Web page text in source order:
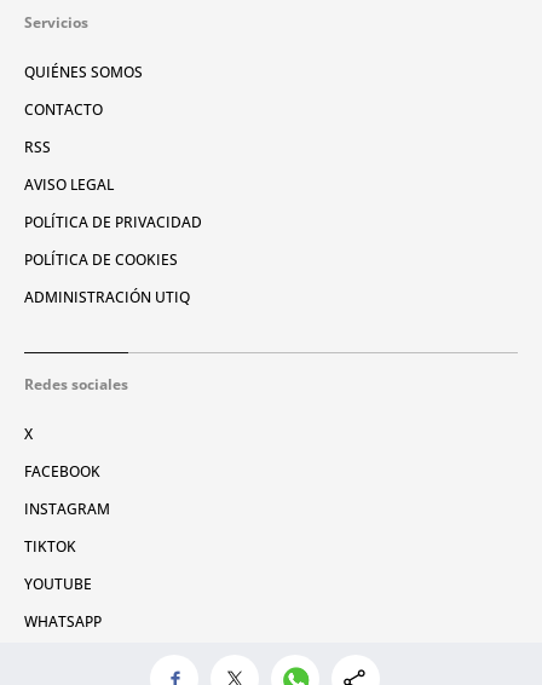
Servicios
QUIÉNES SOMOS
CONTACTO
RSS
AVISO LEGAL
POLÍTICA DE PRIVACIDAD
POLÍTICA DE COOKIES
ADMINISTRACIÓN UTIQ
Redes sociales
X
FACEBOOK
INSTAGRAM
TIKTOK
YOUTUBE
WHATSAPP